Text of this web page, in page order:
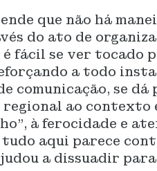
que não há
do ato de
é fácil se ver tocado
a todo
comunicação, se
ao contexto
à ferocidade e
aqui parece
a dissuadir